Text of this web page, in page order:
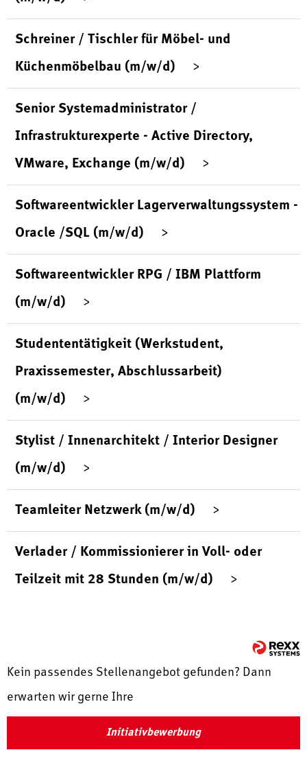
Schreiner / Tischler für Möbel- und
Küchenmöbelbau (m/w/d)
Senior Systemadministrator /
Infrastrukturexperte - Active Directory,
VMware, Exchange (m/w/d)
Softwareentwickler Lagerverwaltungssystem -
Oracle /SQL (m/w/d)
Softwareentwickler RPG / IBM Plattform
(m/w/d)
Studententätigkeit (Werkstudent,
Praxissemester, Abschlussarbeit)
(m/w/d)
Stylist / Innenarchitekt / Interior Designer
(m/w/d)
Teamleiter Netzwerk (m/w/d)
Verlader / Kommissionierer in Voll- oder
Teilzeit mit 28 Stunden (m/w/d)
Kein passendes Stellenangebot gefunden? Dann
erwarten wir gerne Ihre
Initiativbewerbung